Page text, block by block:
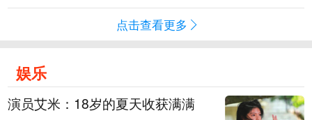
点击查看更多
娱乐
演员艾米：18岁的夏天收获满满